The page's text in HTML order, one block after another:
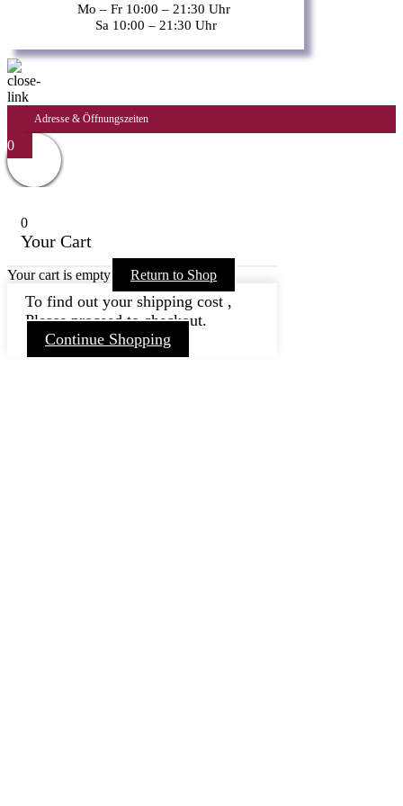
Mo – Fr 10:00 – 21:30 Uhr
Sa 10:00 – 21:30 Uhr
Adresse & Öffnungszeiten
0
0
Your Cart
Your cart is empty Return to Shop
To find out your shipping cost ,
Please proceed to checkout.
Continue Shopping